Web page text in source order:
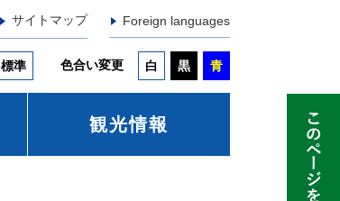
サイトマップ Foreign languages
標準 色合い変更 白 黒 青
観光情報